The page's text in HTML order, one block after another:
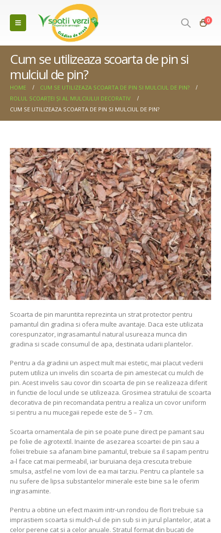
0
Cum se utilizeaza scoarta de pin si
mulciul de pin?
HOME
CUM SE UTILIZEAZA SCOARTA DE PIN SI MULCIUL DE PIN?
ROLUL SCOARȚEI ȘI AL MULCIULUI DECORATIV
CUM SE UTILIZEAZA SCOARTA DE PIN SI MULCIUL DE PIN?
Scoarta de pin maruntita reprezinta un strat protector pentru
pamantul din gradina si ofera multe avantaje. Daca este utilizata
corespunzator, ingrasamantul natural usureaza munca din
gradina si scade consumul de apa, destinata udarii plantelor.
Pentru a da gradinii un aspect mult mai estetic, mai placut vederii
putem utiliza un invelis din scoarta de pin amestecat cu mulch de
pin. Acest invelis sau covor din scoarta de pin se realizeaza diferit
in functie de locul unde se utilizeaza. Grosimea stratului de scoarta
decorativa de pin recomandata pentru a realiza un covor uniform
si pentru a nu mucegaii repede este de 5 – 7 cm.
Scoarta ornamentala de pin se poate pune direct pe pamant sau
pe folie de agrotextil. Inainte de asezarea scoartei de pin sau a
foliei trebuie sa afanam bine pamantul, trebuie sa il sapam pentru
a-l face cat mai permeabil, iar buruiana deja crescuta trebuie
smulsa, astfel ne vom lovi de ea mai tarziu. Pentru ca plantele sa
nu sufere de lipsa substantelor minerale este bine sa le oferim
ingrasaminte.
Pentru a obtine un efect maxim intr-un rondou de flori trebuie sa
imprastiem scoarta si mulch-ul de pin sub si in jurul plantelor, atat a
celor perene cat si a celor anuale. Stratul format din bucati de